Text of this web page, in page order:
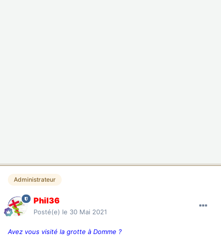
Administrateur
Phil36
Posté(e) le 30 Mai 2021
Avez vous visité la grotte à Domme ?